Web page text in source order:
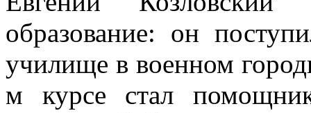
образование: он
училище в военном
м курсе стал